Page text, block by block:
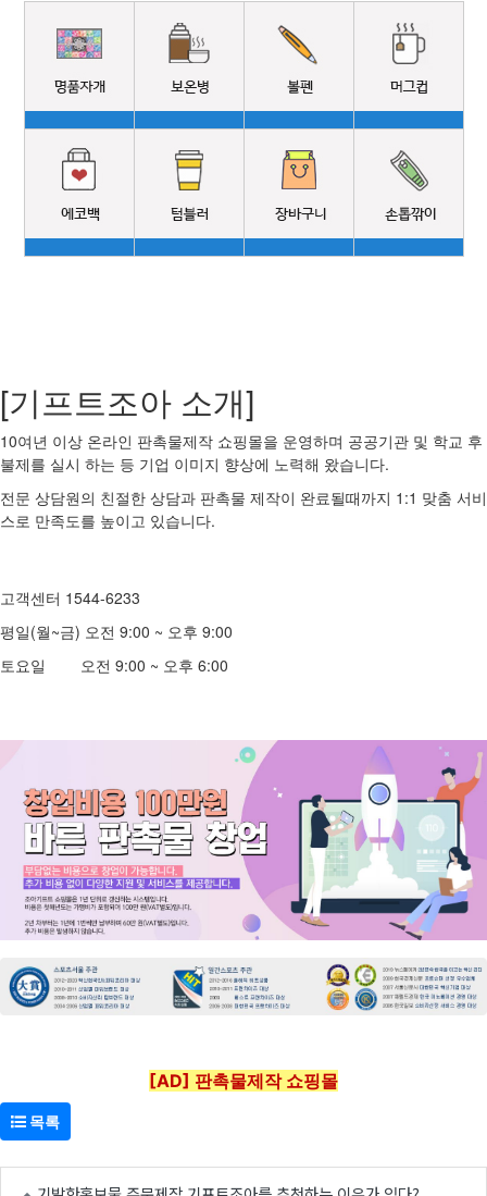
[기프트조아 소개]
10여년 이상 온라인 판촉물제작 쇼핑몰을 운영하며 공공기관 및 학교 후
불제를 실시 하는 등 기업 이미지 향상에 노력해 왔습니다.
전문 상담원의 친절한 상담과 판촉물 제작이 완료될때까지 1:1 맞춤 서비
스로 만족도를 높이고 있습니다.
고객센터 1544-6233
평일(월~금) 오전 9:00 ~ 오후 9:00
토요일 오전 9:00 ~ 오후 6:00
[AD] 판촉물제작 쇼핑몰
목록